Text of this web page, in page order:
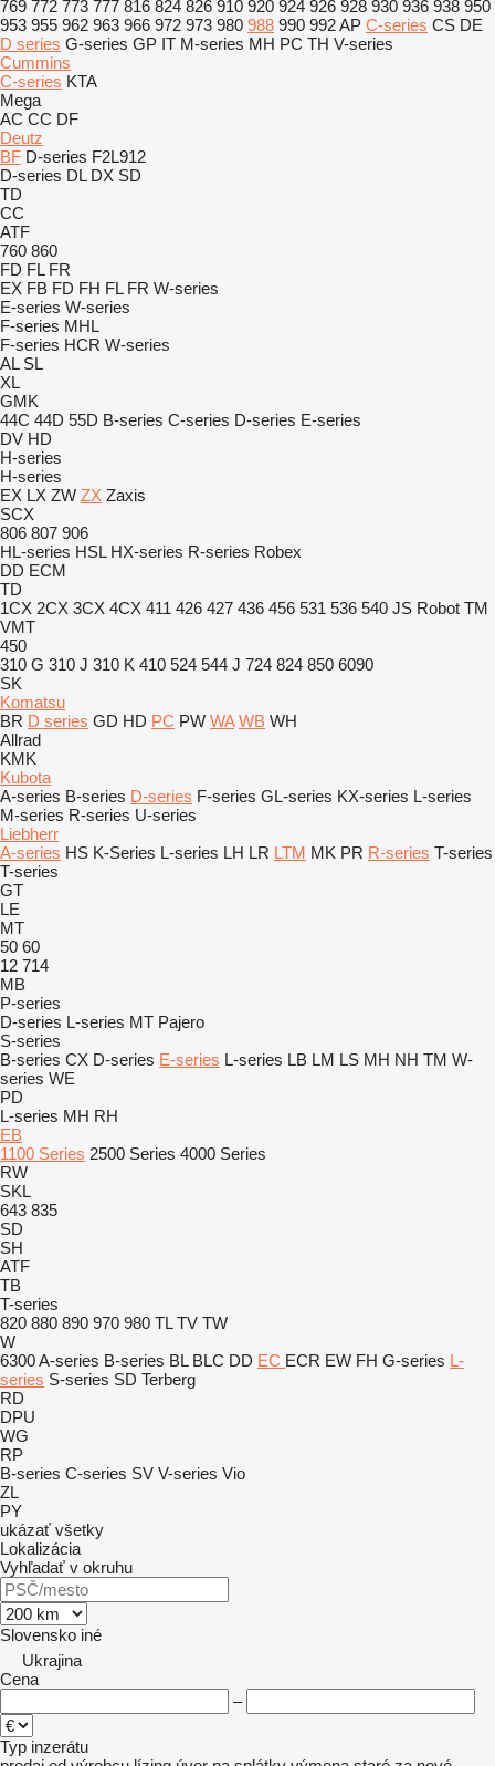
769 772 773 777 816 824 826 910 920 924 926 928 930 936 938 950
953 955 962 963 966 972 973 980 988 990 992AP C-series CS DE
D series G-series GP IT M-series MH PC TH V-series
Cummins
C-series KTA
Mega
AC CC DF
Deutz
BF D-series F2L912
D-series DL DX SD
TD
CC
ATF
760 860
FD FL FR
EX FB FD FH FL FR W-series
E-series W-series
F-series MHL
F-series HCR W-series
AL SL
XL
GMK
44C 44D 55D B-series C-series D-series E-series
DV HD
H-series
H-series
EX LX ZW ZX Zaxis
SCX
806 807 906
HL-series HSL HX-series R-series Robex
DD ECM
TD
1CX 2CX 3CX 4CX 411 426 427 436 456 531 536 540 JS Robot TM
VMT
450
310 G 310 J 310 K 410 524 544 J 724 824 850 6090
SK
Komatsu
BR D series GD HD PC PW WA WB WH
Allrad
KMK
Kubota
A-series B-series D-series F-series GL-series KX-series L-series
M-series R-series U-series
Liebherr
A-series HS K-Series L-series LH LR LTM MK PR R-series T-series
T-series
GT
LE
MT
50 60
12 714
MB
P-series
D-series L-series MT Pajero
S-series
B-series CX D-series E-series L-series LB LM LS MH NH TM W-
series WE
PD
L-series MH RH
EB
1100 Series 2500 Series 4000 Series
RW
SKL
643 835
SD
SH
ATF
TB
T-series
820 880 890 970 980 TL TV TW
W
6300A-series B-series BL BLC DD EC ECR EW FH G-series L-
series S-series SD Terberg
RD
DPU
WG
RP
B-series C-series SV V-series Vio
ZL
PY
ukázať všetky
Lokalizácia
Vyhľadať v okruhu
Slovensko iné
Ukrajina
Cena
–
Typ inzerátu